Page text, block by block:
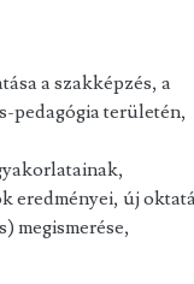
a szakképzés, a
pedagógia területén,
eredményei, új
megismerése,